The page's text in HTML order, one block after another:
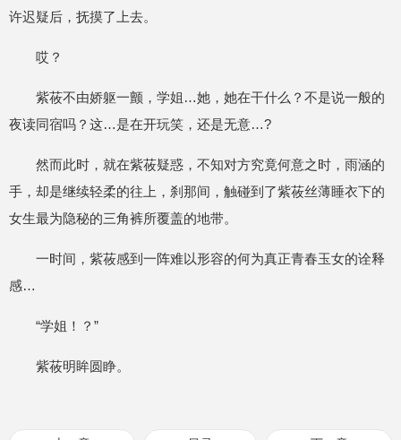
许迟疑后，抚摸了上去。
哎？
紫莜不由娇躯一颤，学姐…她，她在干什么？不是说一般的
夜读同宿吗？这…是在开玩笑，还是无意…?
然而此时，就在紫莜疑惑，不知对方究竟何意之时，雨涵的
手，却是继续轻柔的往上，刹那间，触碰到了紫莜丝薄睡衣下的
女生最为隐秘的三角裤所覆盖的地带。
一时间，紫莜感到一阵难以形容的何为真正青春玉女的诠释
感…
“学姐！？”
紫莜明眸圆睁。